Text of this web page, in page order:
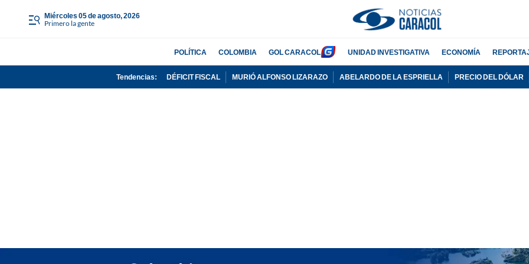
miércoles 05 de agosto, 2026
Primero la gente
POLÍTICA COLOMBIA GOL CARACOL UNIDAD INVESTIGATIVA ECONOMÍA
Tendencias: DÉFICIT FISCAL MURIÓ ALFONSO LIZARAZO ABELARDO DE LA ESPRIELLA PRECIO DEL DÓLAR